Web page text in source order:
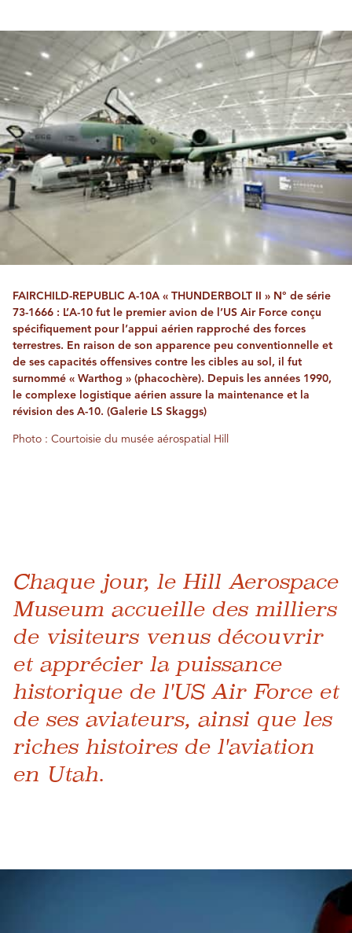
FAIRCHILD-REPUBLIC A-10A « THUNDERBOLT II » N° de série
73-1666 : L’A-10 fut le premier avion de l’US Air Force conçu
spécifiquement pour l’appui aérien rapproché des forces
terrestres. En raison de son apparence peu conventionnelle et
de ses capacités offensives contre les cibles au sol, il fut
surnommé « Warthog » (phacochère). Depuis les années 1990,
le complexe logistique aérien assure la maintenance et la
révision des A-10. (Galerie LS Skaggs)
Photo : Courtoisie du musée aérospatial Hill
Chaque jour, le Hill Aerospace
Museum accueille des milliers
de visiteurs venus découvrir
et apprécier la puissance
historique de l'US Air Force et
de ses aviateurs, ainsi que les
riches histoires de l'aviation
en Utah.